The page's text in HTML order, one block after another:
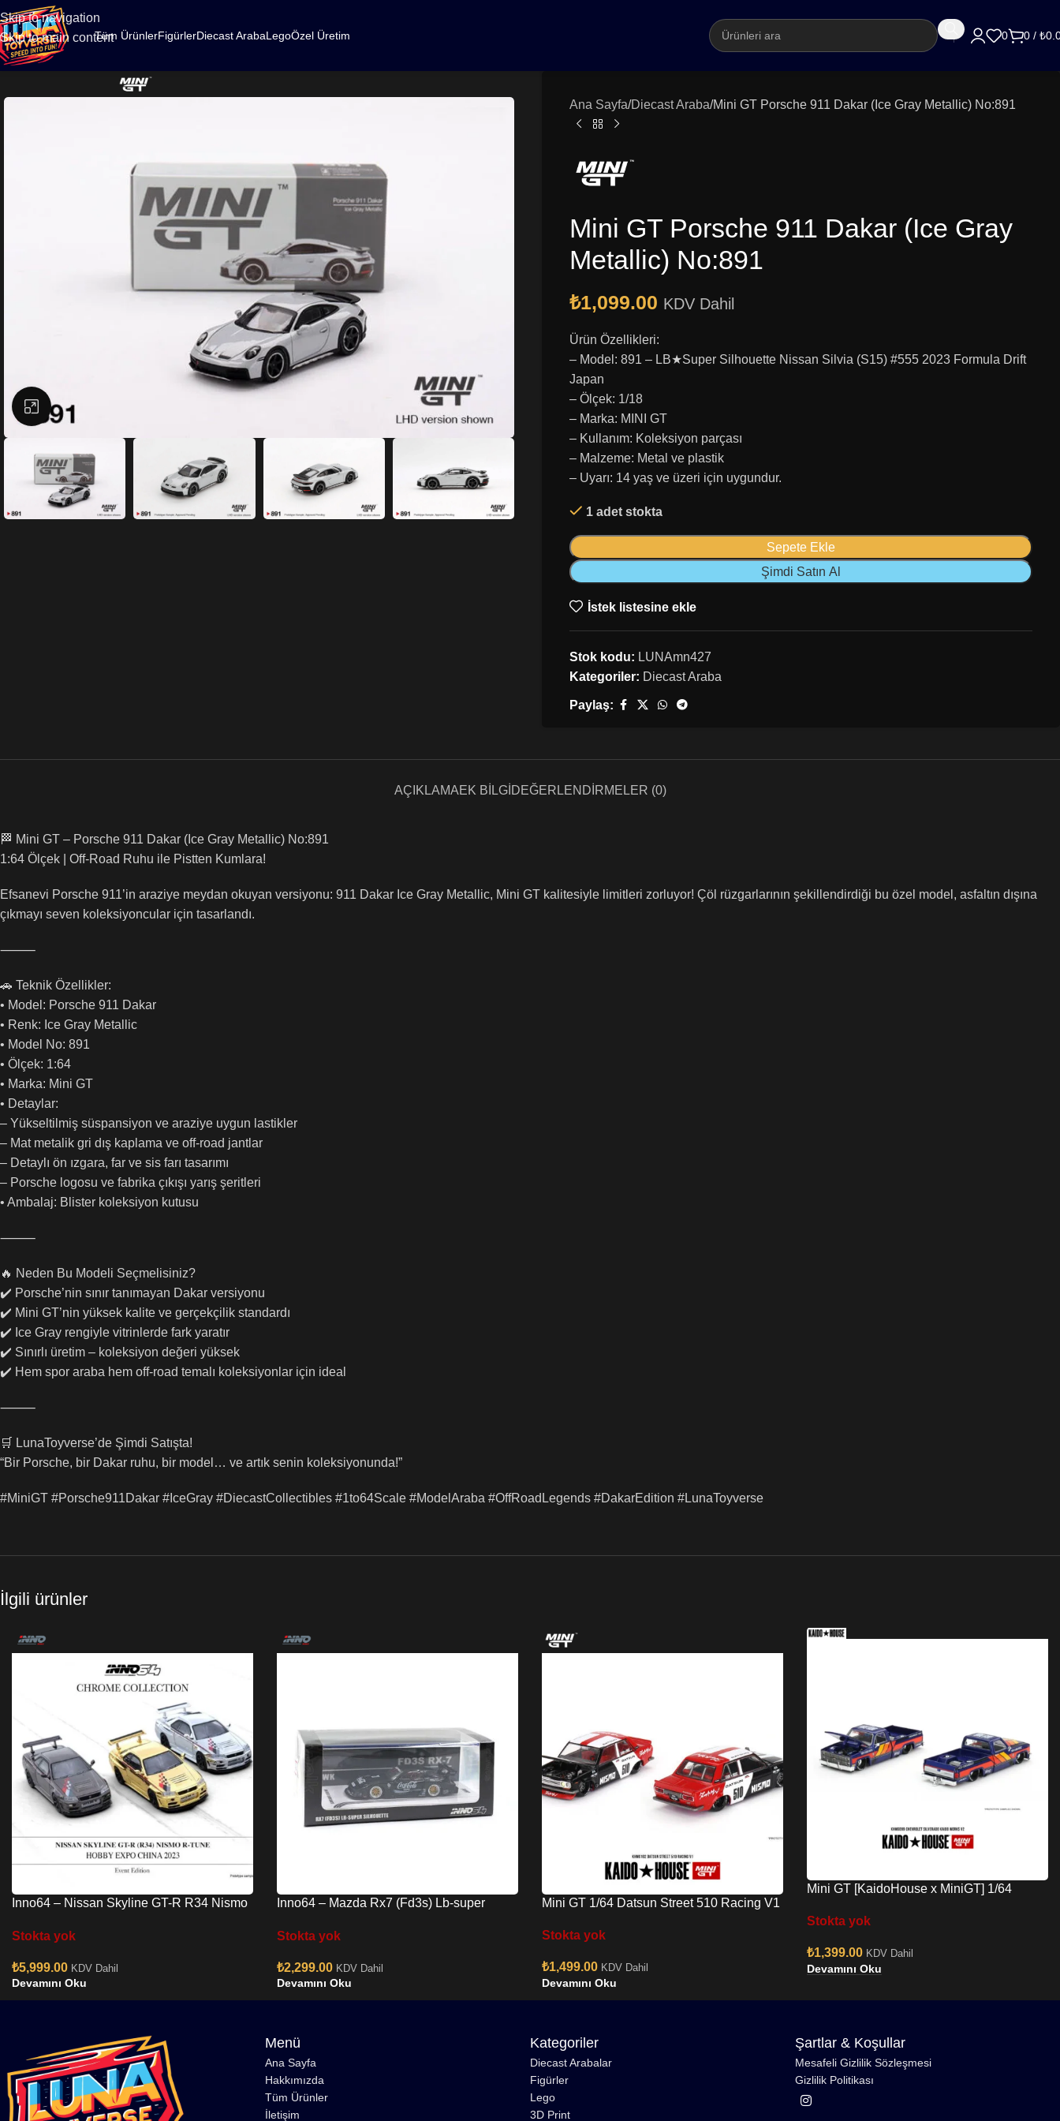
Skip to navigation
Skip to main contentTüm ÜrünlerFigürlerDiecast ArabaLegoÖzel Üretim 0 0 / ₺
Büyütmek için tıklayın
Ana Sayfa Diecast Araba Mini GT Porsche 911 Dakar (Ice Gray Metallic) No:891
Mini GT Porsche 911 Dakar (Ice Gray
Metallic) No:891
₺1,099.00 KDV Dahil
Ürün Özellikleri:
– Model: 891 – LB★Super Silhouette Nissan Silvia (S15) #555 2023 Formula Drift
Japan
– Ölçek: 1/18
– Marka: MINI GT
– Kullanım: Koleksiyon parçası
– Malzeme: Metal ve plastik
– Uyarı: 14 yaş ve üzeri için uygundur.
1 adet stokta
Sepete Ekle
Şimdi Satın Al
İstek listesine ekle
Stok kodu: LUNAmn427
Kategoriler: Diecast Araba
Paylaş:
AÇIKLAMAEK BILGI DEĞERLENDIRMELER (0)
🏁 Mini GT – Porsche 911 Dakar (Ice Gray Metallic) No:891
1:64 Ölçek | Off-Road Ruhu ile Pistten Kumlara!
Efsanevi Porsche 911’in araziye meydan okuyan versiyonu: 911 Dakar Ice Gray Metallic, Mini GT kalitesiyle limitleri zorluyor! Çöl rüzgarlarının şekillendirdiği bu özel model, asfaltın dışına
çıkmayı seven koleksiyoncular için tasarlandı.
⸻
🚗 Teknik Özellikler:
• Model: Porsche 911 Dakar
• Renk: Ice Gray Metallic
• Model No: 891
• Ölçek: 1:64
• Marka: Mini GT
• Detaylar:
– Yükseltilmiş süspansiyon ve araziye uygun lastikler
– Mat metalik gri dış kaplama ve off-road jantlar
– Detaylı ön ızgara, far ve sis farı tasarımı
– Porsche logosu ve fabrika çıkışı yarış şeritleri
• Ambalaj: Blister koleksiyon kutusu
⸻
🔥 Neden Bu Modeli Seçmelisiniz?
✔️ Porsche’nin sınır tanımayan Dakar versiyonu
✔️ Mini GT’nin yüksek kalite ve gerçekçilik standardı
✔️ Ice Gray rengiyle vitrinlerde fark yaratır
✔️ Sınırlı üretim – koleksiyon değeri yüksek
✔️ Hem spor araba hem off-road temalı koleksiyonlar için ideal
⸻
🛒 LunaToyverse’de Şimdi Satışta!
“Bir Porsche, bir Dakar ruhu, bir model… ve artık senin koleksiyonunda!”
#MiniGT #Porsche911Dakar #IceGray #DiecastCollectibles #1to64Scale #ModelAraba #OffRoadLegends #DakarEdition #LunaToyverse
İlgili ürünler
Inno64 – Nissan Skyline GT-R R34 Nismo
Stokta yok
₺5,999.00 KDV Dahil
Devamını Oku
Inno64 – Mazda Rx7 (Fd3s) Lb-super
Stokta yok
₺2,299.00 KDV Dahil
Devamını Oku
Mini GT 1/64 Datsun Street 510 Racing V1
Stokta yok
₺1,499.00 KDV Dahil
Devamını Oku
Mini GT [KaidoHouse x MiniGT] 1/64
Stokta yok
₺1,399.00 KDV Dahil
Devamını Oku
Menü
Ana Sayfa
Hakkımızda
Tüm Ürünler
İletişim
Kategoriler
Diecast Arabalar
Figürler
Lego
3D Print
Şartlar & Koşullar
Mesafeli Gizlilik Sözleşmesi
Gizlilik Politikası